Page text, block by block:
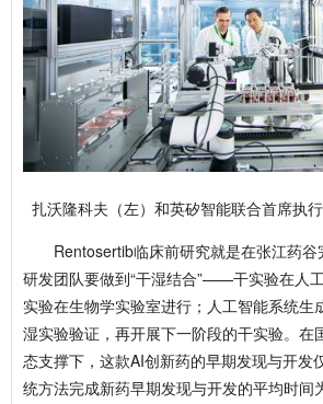
扎沃隆科夫（左）和英矽智能联合首席执
Rentosertib临床前研究就是在张江药谷
研发团队要做到“干湿结合”——干实验在人
实验在生物学实验室进行；人工智能系统生
湿实验验证，再开展下一阶段的干实验。在
态支撑下，这款AI创新药的早期发现与开发
统方法完成新药早期发现与开发的平均时间